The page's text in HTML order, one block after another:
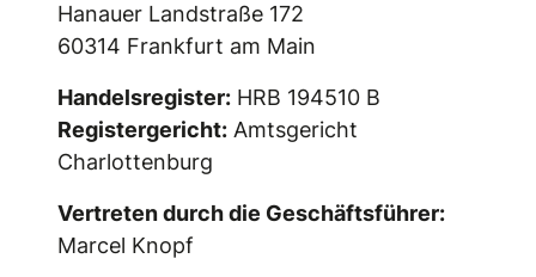
Hanauer Landstraße 172
60314 Frankfurt am Main
Handelsregister:
Registergericht: Amtsgericht
Charlottenburg
Vertreten durch die Geschäftsführer:
Marcel Knopf